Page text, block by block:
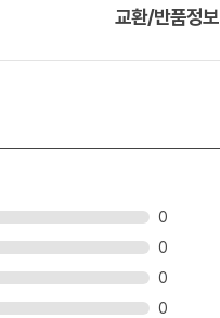
교환/반품정보
0
0
0
0